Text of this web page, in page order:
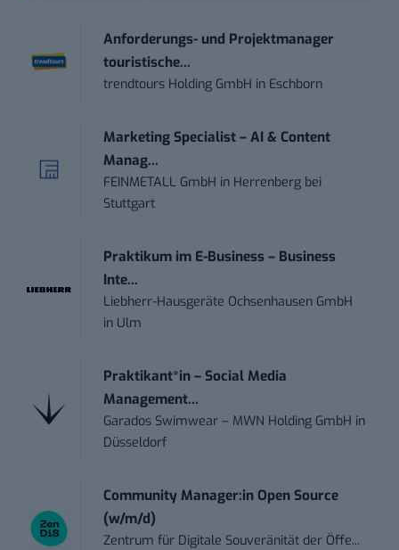
Anforderungs- und Projektmanager
touristische...
trendtours Holding GmbH in Eschborn
Marketing Specialist – AI & Content
Manag...
FEINMETALL GmbH in Herrenberg bei
Stuttgart
Praktikum im E-Business – Business
Inte...
Liebherr-Hausgeräte Ochsenhausen GmbH
in Ulm
Praktikant*in – Social Media
Management...
Garados Swimwear – MWN Holding GmbH in
Düsseldorf
Community Manager:in Open Source
(w/m/d)
Zentrum für Digitale Souveränität der Öffe...